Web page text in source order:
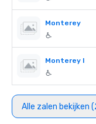
Monterey
Monterey I
Alle zalen bekijken